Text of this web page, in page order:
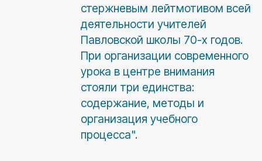
стержневым лейтмотивом всей
деятельности учителей
Павловской школы 70-х годов.
При организации современного
урока в центре внимания
стояли три единства:
содержание, методы и
организация учебного
процесса".